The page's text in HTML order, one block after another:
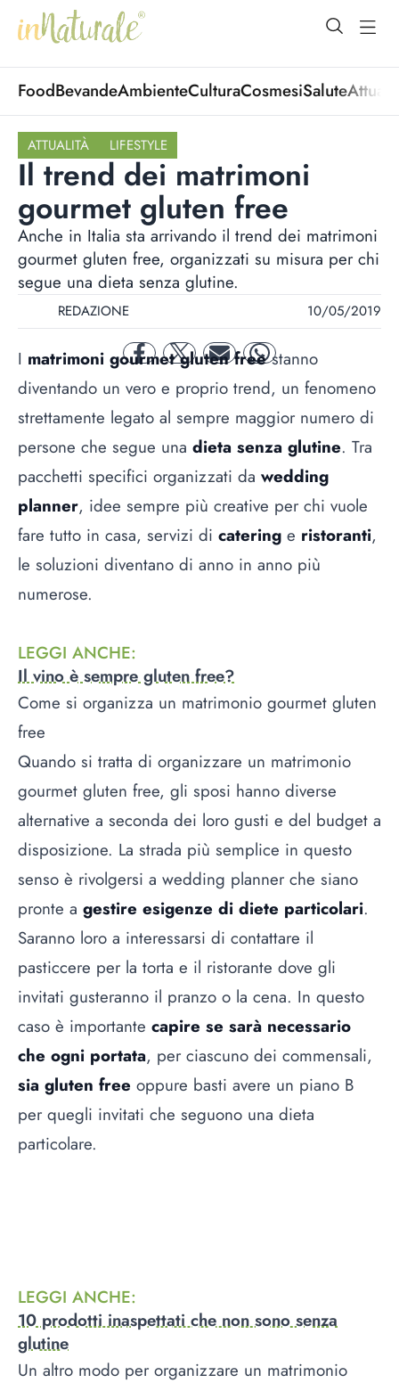
open
FoodBevandeAmbienteCulturaCosmesiSalute
ATTUALITÀ LIFESTYLE
Il trend dei matrimoni
gourmet gluten free
Anche in Italia sta arrivando il trend dei matrimoni
gourmet gluten free, organizzati su misura per chi
segue una dieta senza glutine.
REDAZIONE 10/05/2019
facebooktwitter mail whatsapp
I matrimoni gourmet gluten freestanno
diventando un vero e proprio trend, un fenomeno
strettamente legato al sempre maggior numero di
persone che segue una dieta senza glutine. Tra
pacchetti specifici organizzati da wedding
planner, idee sempre più creative per chi vuole
fare tutto in casa, servizi di catering e ristoranti,
le soluzioni diventano di anno in anno più
numerose.
LEGGI ANCHE:
Il vino è sempre gluten free?
Come si organizza un matrimonio gourmet gluten
free
Quando si tratta di organizzare un matrimonio
gourmet gluten free, gli sposi hanno diverse
alternative a seconda dei loro gusti e del budget a
disposizione. La strada più semplice in questo
senso è rivolgersi a wedding planner che siano
pronte a gestire esigenze di diete particolari.
Saranno loro a interessarsi di contattare il
pasticcere per la torta e il ristorante dove gli
invitati gusteranno il pranzo o la cena. In questo
caso è importante capire se sarà necessario
che ogni portata, per ciascuno dei commensali,
sia gluten free oppure basti avere un piano B
per quegli invitati che seguono una dieta
particolare.
LEGGI ANCHE:
10 prodotti inaspettati che non sono senza
glutine
Un altro modo per organizzare un matrimonio